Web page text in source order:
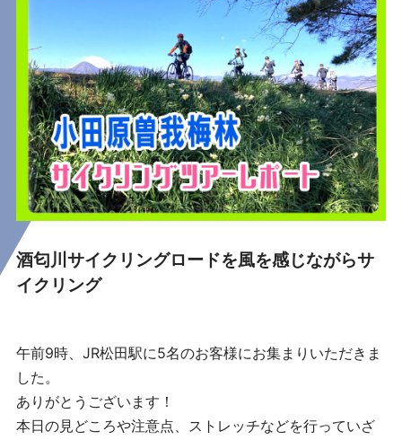
酒匂川サイクリングロードを風を感じながらサ
イクリング
午前9時、JR松田駅に5名のお客様にお集まりいただきま
した。
ありがとうございます！
本日の見どころや注意点、ストレッチなどを行っていざ